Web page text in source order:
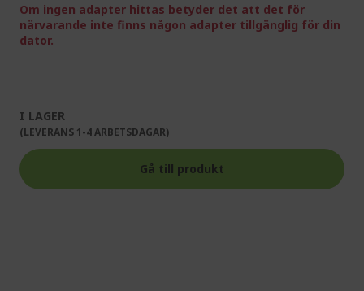
Om ingen adapter hittas betyder det att det för
närvarande inte finns någon adapter tillgänglig för din
dator.
I LAGER
(LEVERANS 1-4 ARBETSDAGAR)
Gå till produkt